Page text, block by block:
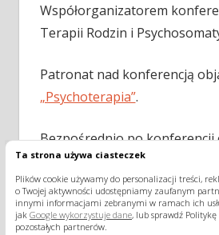
Ta strona używa ciasteczek
Plików cookie używamy do personalizacji treści,
o Twojej aktywności udostępniamy zaufanym
innymi informacjami zebranymi w ramach ich
jak Google wykorzystuje dane, lub sprawdź
pozostałych partnerów.
Współorganizatorem
Terapii Rodzin i
Patronat nad konferencją
„Psychoterapia”.
Bezpośrednio po konferencji
zebranie sprawozdawczo –
Naukowej Terapii Rodzin
Towarzystwa